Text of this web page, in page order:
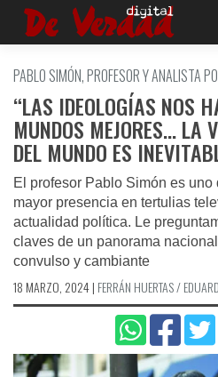
Saltar
PABLO SIMÓN, PROFESOR Y ANALISTA
“LAS IDEOLOGÍAS NOS
MUNDOS MEJORES… LA
DEL MUNDO ES
El profesor Pablo Simón es
mayor presencia en tertulias
actualidad política. Le
claves de un panorama
convulso y cambiante
18 MARZO, 2024| FERRÁN HUERTAS /